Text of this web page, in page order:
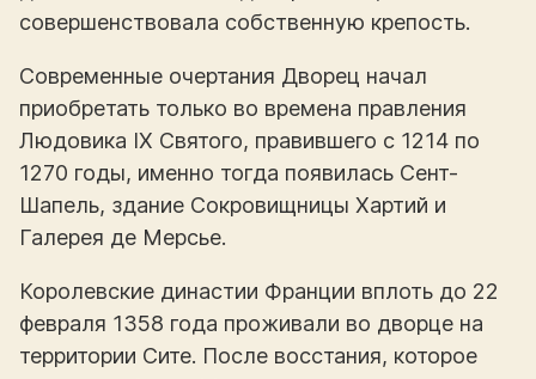
совершенствовала собственную крепость.
Современные очертания Дворец начал
приобретать только во времена правления
Людовика IX Святого, правившего с 1214 по
1270 годы, именно тогда появилась Сент-
Шапель, здание Сокровищницы Хартий и
Галерея де Мерсье.
Королевские династии Франции вплоть до 22
февраля 1358 года проживали во дворце на
территории Сите. После восстания, которое